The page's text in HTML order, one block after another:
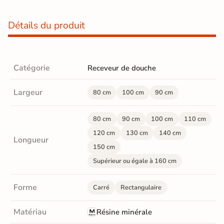
Détails du produit
Catégorie Receveur de douche
Largeur 80 cm 100 cm 90 cm
Longueur
80 cm 90 cm 100 cm
110 cm
120 cm
130 cm
140 cm
150 cm
Supérieur ou égale à 160 cm
Forme Carré Rectangulaire
Matériau Résine minérale